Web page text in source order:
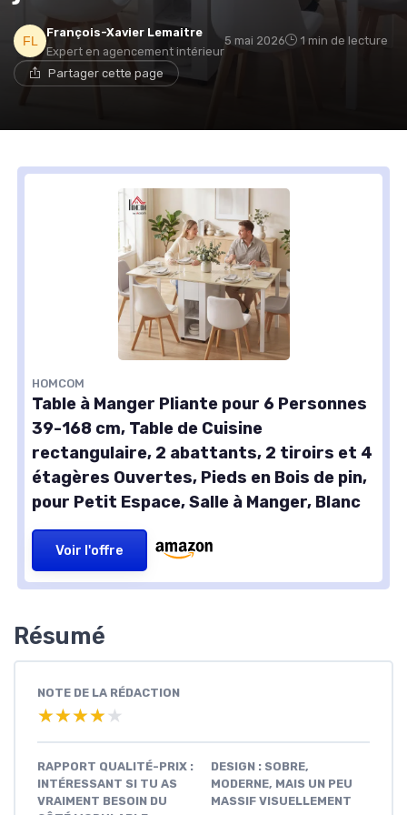
François-Xavier Lemaitre
Expert en agencement intérieur
5 mai 2026 1 min de lecture
Partager cette page
HOMCOM
Table à Manger Pliante pour 6 Personnes
39-168 cm, Table de Cuisine
rectangulaire, 2 abattants, 2 tiroirs et 4
étagères Ouvertes, Pieds en Bois de pin,
pour Petit Espace, Salle à Manger, Blanc
Voir l'offre
Résumé
NOTE DE LA RÉDACTION
★★★★★
★★★★★
RAPPORT QUALITÉ-PRIX :
INTÉRESSANT SI TU AS
VRAIMENT BESOIN DU
DESIGN : SOBRE,
MODERNE, MAIS UN PEU
MASSIF VISUELLEMENT